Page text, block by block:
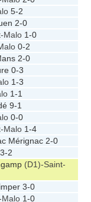
5-2
2-0
Malo 1-0
0-2
2-0
0-3
1-3
1-1
9-1
0-0
Malo 1-4
Mérignac 2-0
3-2
(D1)-Saint-
3-0
Malo 1-0